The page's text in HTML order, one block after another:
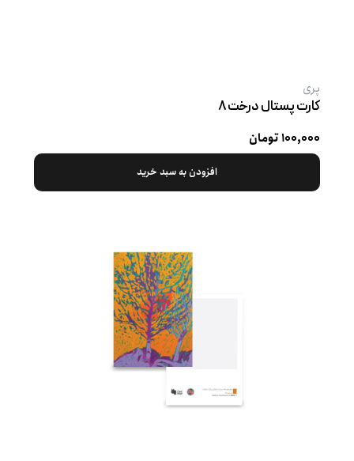
پری
کارت پستال درخت ۸
۱۰۰,۰۰۰ تومان
افزودن به سبد خرید